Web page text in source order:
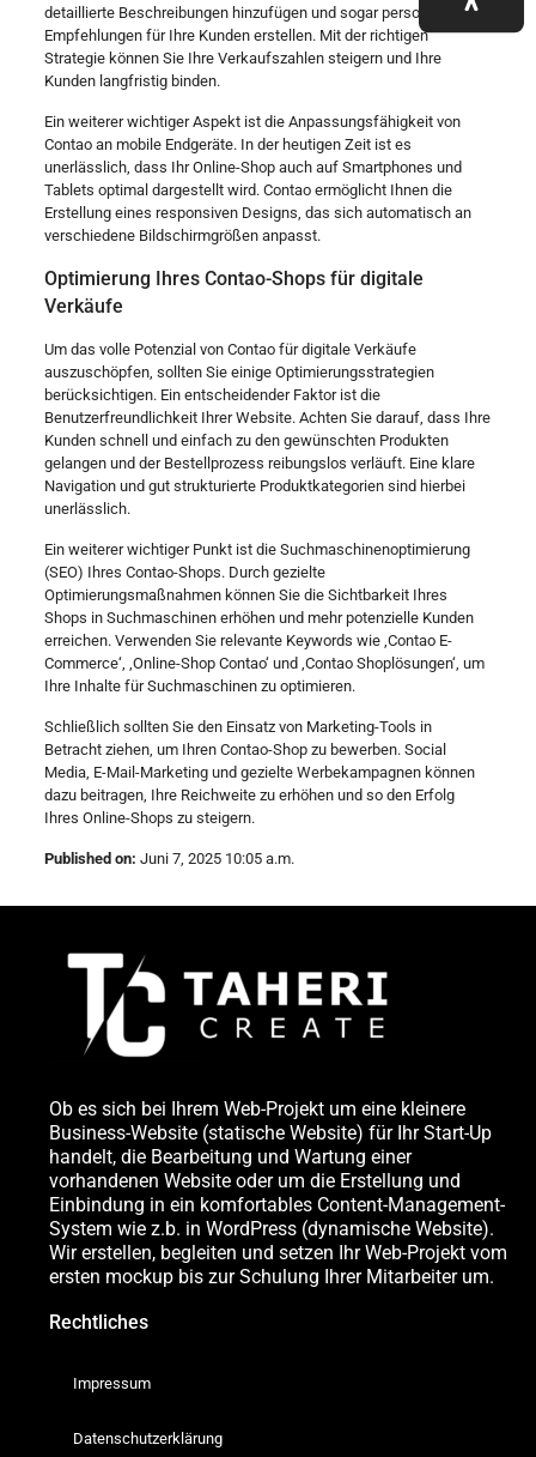
detaillierte Beschreibungen hinzufügen und sogar personalisierte
Empfehlungen für Ihre Kunden erstellen. Mit der richtigen
Strategie können Sie Ihre Verkaufszahlen steigern und Ihre
Kunden langfristig binden.
Ein weiterer wichtiger Aspekt ist die Anpassungsfähigkeit von
Contao an mobile Endgeräte. In der heutigen Zeit ist es
unerlässlich, dass Ihr Online-Shop auch auf Smartphones und
Tablets optimal dargestellt wird. Contao ermöglicht Ihnen die
Erstellung eines responsiven Designs, das sich automatisch an
verschiedene Bildschirmgrößen anpasst.
Optimierung Ihres Contao-Shops für digitale
Verkäufe
Um das volle Potenzial von Contao für digitale Verkäufe
auszuschöpfen, sollten Sie einige Optimierungsstrategien
berücksichtigen. Ein entscheidender Faktor ist die
Benutzerfreundlichkeit Ihrer Website. Achten Sie darauf, dass Ihre
Kunden schnell und einfach zu den gewünschten Produkten
gelangen und der Bestellprozess reibungslos verläuft. Eine klare
Navigation und gut strukturierte Produktkategorien sind hierbei
unerlässlich.
Ein weiterer wichtiger Punkt ist die Suchmaschinenoptimierung
(SEO) Ihres Contao-Shops. Durch gezielte
Optimierungsmaßnahmen können Sie die Sichtbarkeit Ihres
Shops in Suchmaschinen erhöhen und mehr potenzielle Kunden
erreichen. Verwenden Sie relevante Keywords wie ‚Contao E-
Commerce‘, ‚Online-Shop Contao‘ und ‚Contao Shoplösungen‘, um
Ihre Inhalte für Suchmaschinen zu optimieren.
Schließlich sollten Sie den Einsatz von Marketing-Tools in
Betracht ziehen, um Ihren Contao-Shop zu bewerben. Social
Media, E-Mail-Marketing und gezielte Werbekampagnen können
dazu beitragen, Ihre Reichweite zu erhöhen und so den Erfolg
Ihres Online-Shops zu steigern.
Published on: Juni 7, 2025 10:05 a.m.
Ob es sich bei Ihrem Web-Projekt um eine kleinere
Business-Website (statische Website) für Ihr Start-Up
handelt, die Bearbeitung und Wartung einer
vorhandenen Website oder um die Erstellung und
Einbindung in ein komfortables Content-Management-
System wie z.b. in WordPress (dynamische Website).
Wir erstellen, begleiten und setzen Ihr Web-Projekt vom
ersten mockup bis zur Schulung Ihrer Mitarbeiter um.
Rechtliches
Impressum
Datenschutzerklärung